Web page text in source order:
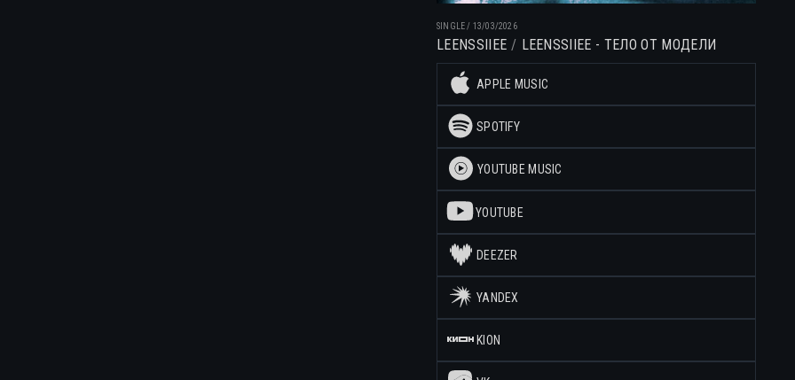
SINGLE/ 13/03/2026
LEENSSIIEE LEENSSIIEE - ТЕЛО ОТ МОДЕЛИ
APPLE MUSIC
SPOTIFY
YOUTUBE MUSIC
YOUTUBE
DEEZER
YANDEX
KION